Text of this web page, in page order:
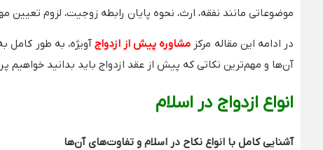
موضوعاتی مانند نفقه، ارث، نحوه پایان رابطه زوجیت، لزوم تعیین
در ادامه این مقاله مرکز مشاوره پیش از ازدواجآویژه، به طور کامل
آن‌ها و مهم‌ترین نکاتی که پیش از عقد ازدواج باید بدانید خواهیم
انواع ازدواج در اسلام
آشنایی کامل با انواع نکاح در اسلام و تفاوت‌های آن‌ها